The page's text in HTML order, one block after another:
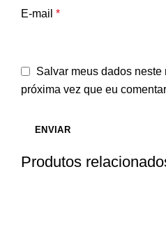
E-mail *
Salvar meus dados neste
próxima vez que eu
Produtos